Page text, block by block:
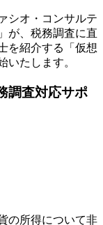
シオ・コンサルテ
が、税務調査に直
を紹介する「仮想
いたします。
調査対応サポ
の所得について非